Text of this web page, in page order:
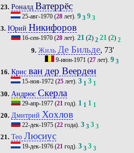
23. Роналд Ватеррёс
25-авг-1970(28лет). 9 3 9 3
3. Юрий Никифоров
16-сен-1970(28лет). 21(2) 2 21(2) 2
9. Жиль Де Бильде, 73'
9-июн-1971 (27 лет).9 3
16. Крис ван дер Веерден
15-ноя-1972(25лет). 3 1 3 1
30. Андрюс Скерла
29-апр-1977(21 год). 1 1 1 1
20. Дмитрий Хохлов
22-дек-1975(22года). 3 3 3 3
21. Тео Люсиус
19-дек-1976(21год). 3 3 3 3